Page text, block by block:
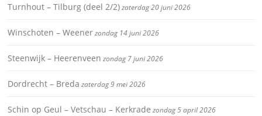
Turnhout – Tilburg (deel 2/2)zaterdag 20 juni 2026
Winschoten – Weenerzondag 14 juni 2026
Steenwijk – Heerenveen zondag 7 juni 2026
Dordrecht – Breda zaterdag 9 mei 2026
Schin op Geul – Vetschau – Kerkrade zondag 5 april 2026